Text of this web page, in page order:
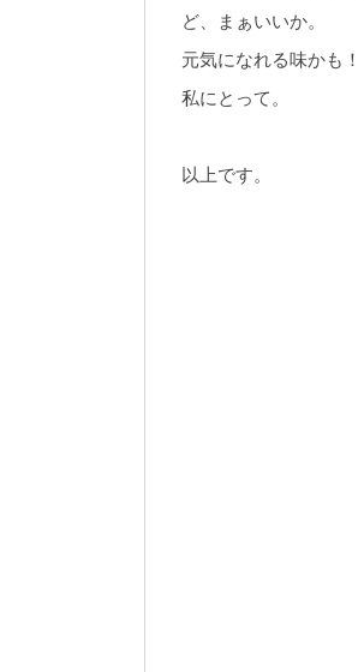
ど、まぁいいか。
元気になれる味かも！
私にとって。
以上です。